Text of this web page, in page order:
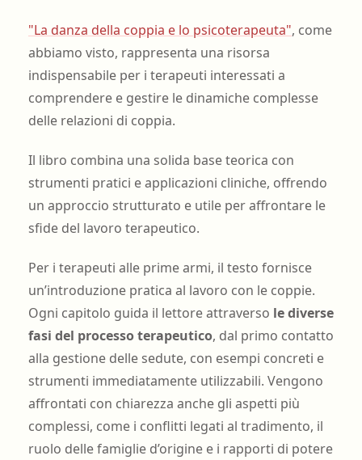
"La danza della coppia e lo psicoterapeuta", come
abbiamo visto, rappresenta una risorsa
indispensabile per i terapeuti interessati a
comprendere e gestire le dinamiche complesse
delle relazioni di coppia.
Il libro combina una solida base teorica con
strumenti pratici e applicazioni cliniche, offrendo
un approccio strutturato e utile per affrontare le
sfide del lavoro terapeutico.
Per i terapeuti alle prime armi, il testo fornisce
un’introduzione pratica al lavoro con le coppie.
Ogni capitolo guida il lettore attraverso le diverse
fasi del processo terapeutico, dal primo contatto
alla gestione delle sedute, con esempi concreti e
strumenti immediatamente utilizzabili. Vengono
affrontati con chiarezza anche gli aspetti più
complessi, come i conflitti legati al tradimento, il
ruolo delle famiglie d’origine e i rapporti di potere